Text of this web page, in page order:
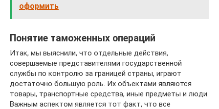
оформить
Понятие таможенных операций
Итак, мы выяснили, что отдельные действия,
совершаемые представителями государственной
службы по контролю за границей страны, играют
достаточно большую роль. Их объектами являются
товары, транспортные средства, иные предметы и люди.
Важным аспектом является тот факт, что все